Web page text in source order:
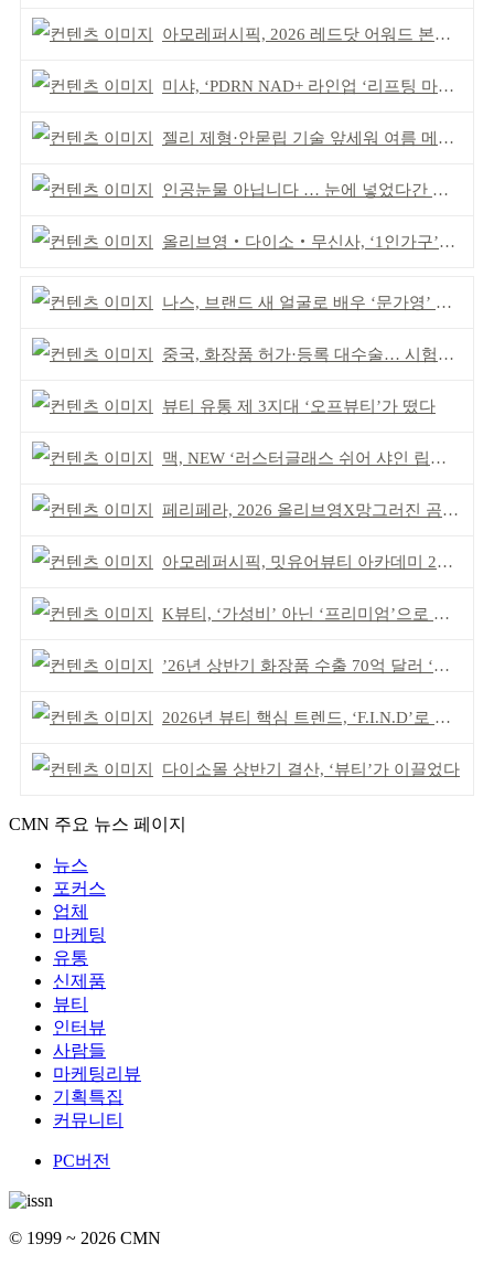
아모레퍼시픽, 2026 레드닷 어워드 본상 2개 수상
미샤, ‘PDRN NAD+ 라인업 ‘리프팅 마스크’ 출시
젤리 제형·안묻립 기술 앞세워 여름 메이크업 시장 공략
인공눈물 아닙니다 … 눈에 넣었다간 각막 손상
올리브영‧다이소‧무신사, ‘1인가구’가 이끈다
나스, 브랜드 새 얼굴로 배우 ‘문가영’ 발탁
중국, 화장품 허가·등록 대수술… 시험자료 공용 허용
뷰티 유통 제 3지대 ‘오프뷰티’가 떴다
맥, NEW ‘러스터글래스 쉬어 샤인 립스틱’ 출시
페리페라, 2026 올리브영X망그러진 곰 콜라보
아모레퍼시픽, 밋유어뷰티 아카데미 2기 발대식
K뷰티, ‘가성비’ 아닌 ‘프리미엄’으로 승부걸어야
’26년 상반기 화장품 수출 70억 달러 ‘역대 최고’
2026년 뷰티 핵심 트렌드, ‘F.I.N.D’로 읽는다
다이소몰 상반기 결산, ‘뷰티’가 이끌었다
CMN 주요 뉴스 페이지
뉴스
포커스
업체
마케팅
유통
신제품
뷰티
인터뷰
사람들
마케팅리뷰
기획특집
커뮤니티
PC버전
© 1999 ~ 2026 CMN